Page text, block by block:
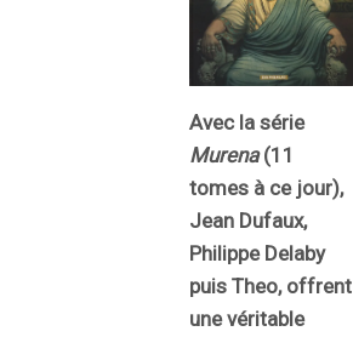
Avec la série
Murena(11
tomes à ce jour),
Jean Dufaux,
Philippe Delaby
puis Theo, offrent
une véritable